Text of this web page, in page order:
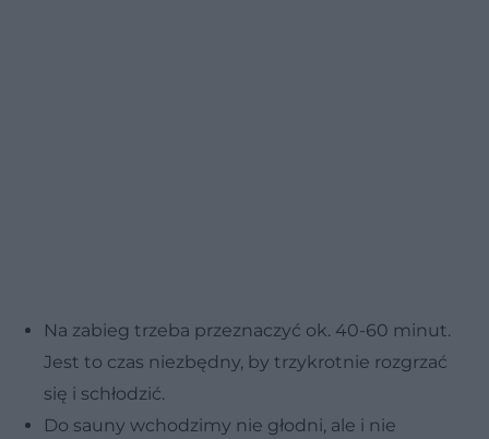
Na zabieg trzeba przeznaczyć ok. 40-60 minut.
Jest to czas niezbędny, by trzykrotnie rozgrzać
się i schłodzić.
Do sauny wchodzimy nie głodni, ale i nie